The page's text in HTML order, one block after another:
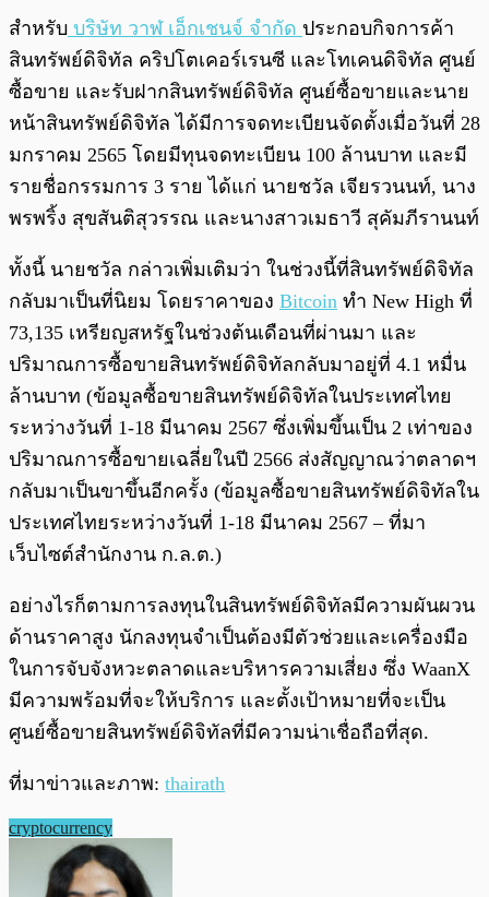
สำหรับ บริษัท วาฬ เอ็กเชนจ์ จำกัด ประกอบกิจการค้า
สินทรัพย์ดิจิทัล คริปโตเคอร์เรนซี และโทเคนดิจิทัล ศูนย์
ซื้อขาย และรับฝากสินทรัพย์ดิจิทัล ศูนย์ซื้อขายและนาย
หน้าสินทรัพย์ดิจิทัล ได้มีการจดทะเบียนจัดตั้งเมื่อวันที่ 28
มกราคม 2565 โดยมีทุนจดทะเบียน 100 ล้านบาท และมี
รายชื่อกรรมการ 3 ราย ได้แก่ นายชวัล เจียรวนนท์, นาง
พรพริ้ง สุขสันติสุวรรณ และนางสาวเมธาวี สุคัมภีรานนท์
ทั้งนี้ นายชวัล กล่าวเพิ่มเติมว่า ในช่วงนี้ที่สินทรัพย์ดิจิทัล
กลับมาเป็นที่นิยม โดยราคาของ Bitcoin ทำ New High ที่
73,135 เหรียญสหรัฐในช่วงต้นเดือนที่ผ่านมา และ
ปริมาณการซื้อขายสินทรัพย์ดิจิทัลกลับมาอยู่ที่ 4.1 หมื่น
ล้านบาท (ข้อมูลซื้อขายสินทรัพย์ดิจิทัลในประเทศไทย
ระหว่างวันที่ 1-18 มีนาคม 2567 ซึ่งเพิ่มขึ้นเป็น 2 เท่าของ
ปริมาณการซื้อขายเฉลี่ยในปี 2566 ส่งสัญญาณว่าตลาดฯ
กลับมาเป็นขาขึ้นอีกครั้ง (ข้อมูลซื้อขายสินทรัพย์ดิจิทัลใน
ประเทศไทยระหว่างวันที่ 1-18 มีนาคม 2567 – ที่มา
เว็บไซต์สำนักงาน ก.ล.ต.)
อย่างไรก็ตามการลงทุนในสินทรัพย์ดิจิทัลมีความผันผวน
ด้านราคาสูง นักลงทุนจำเป็นต้องมีตัวช่วยและเครื่องมือ
ในการจับจังหวะตลาดและบริหารความเสี่ยง ซึ่ง WaanX
มีความพร้อมที่จะให้บริการ และตั้งเป้าหมายที่จะเป็น
ศูนย์ซื้อขายสินทรัพย์ดิจิทัลที่มีความน่าเชื่อถือที่สุด.
ที่มาข่าวและภาพ: thairath
cryptocurrency